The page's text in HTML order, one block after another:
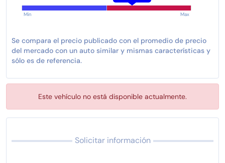
Min Max
Se compara el precio publicado con el promedio de precio
del mercado con un auto similar y mismas características y
sólo es de referencia.
Este vehículo no está disponible actualmente.
Solicitar información